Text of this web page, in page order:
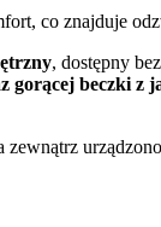
co znajduje
, dostępny
gorącej beczki z
zewnątrz urządzono
dziecka jest